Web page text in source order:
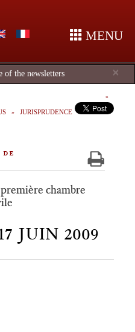
MENU
×
of the newsletters
JURISPRUDENCE
chambre
JUIN 2009